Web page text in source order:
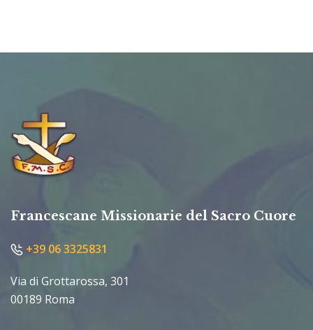
Francescane Missionarie del Sacro Cuore
+39 06 3325831
Via di Grottarossa, 301
00189 Roma